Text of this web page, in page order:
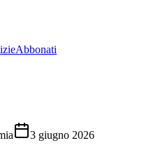
Abbonati
3 giugno 2026